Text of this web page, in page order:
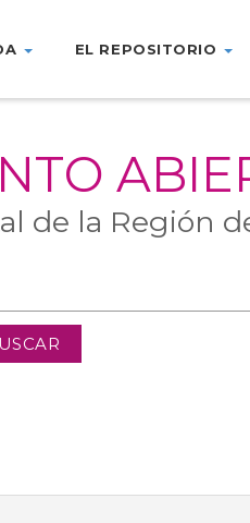
EL REPOSITORIO
de la Región